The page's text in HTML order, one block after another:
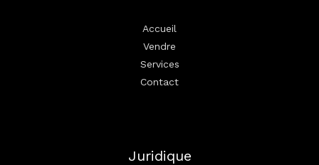
Accueil
Vendre
Services
Contact
Juridique